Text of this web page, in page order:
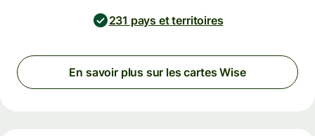
231 pays et territoires
En savoir plus sur les cartes Wise